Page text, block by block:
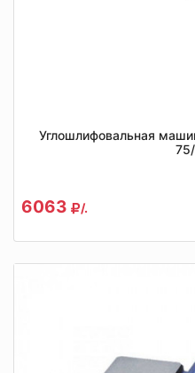
Углошлифовальная
6063 /.